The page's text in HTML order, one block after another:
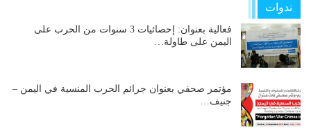
ندوات
فعالية بعنوان: إحصائيات 3 سنوات من الحرب على
اليمن على طاولة…
مؤتمر صحفي بعنوان جرائم الحرب المنسية في اليمن –
جنيف…